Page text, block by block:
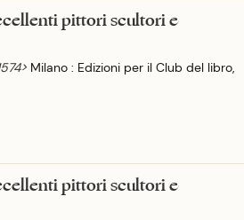
pittori scultori e
Milano : Edizioni per il Club del libro,
pittori scultori e